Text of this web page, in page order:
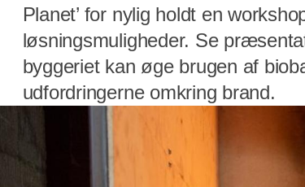
Planet’ for nylig holdt en
løsningsmuligheder. Se
byggeriet kan øge brugen af
udfordringerne omkring brand.